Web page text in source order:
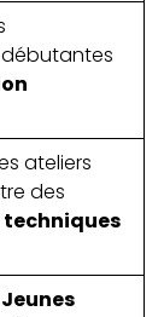
débutantes
ateliers
des
techniques
Jeunes